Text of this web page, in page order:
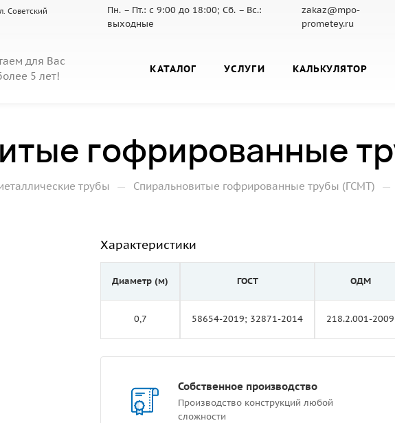
Советский
Пн. – Пт.: с 9:00 до 18:00; Сб. – Вс.:
выходные
zakaz@mpo-
prometey.ru
для Вас
5 лет!
КАТАЛОГ УСЛУГИ КАЛЬКУЛЯТОР
гофрированные
трубы — Спиральновитые гофрированные трубы (ГСМТ) —
Характеристики
Диаметр (м)
0,7
ГОСТ
58654-2019; 32871-2014
ОДМ
218.2.001-2009
Собственное производство
Производство конструкций любой
сложности